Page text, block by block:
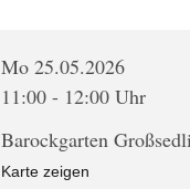
Mo 25.05.2026
11:00 - 12:00 Uhr
Barockgarten
Karte zeigen